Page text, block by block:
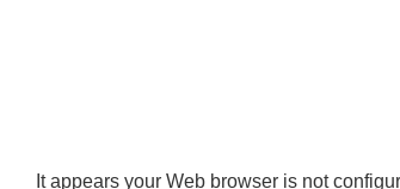
It appears your Web browser is not